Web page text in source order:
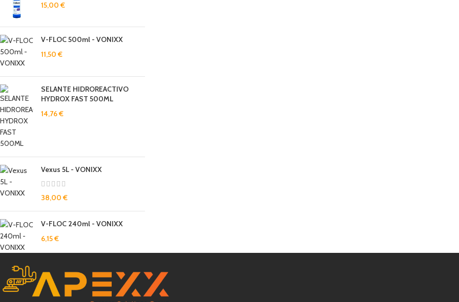
15,00€
V-FLOC 500ml - VONIXX
11,50€
SELANTE HIDROREACTIVO
HYDROX FAST 500ML
14,76€
Vexus 5L - VONIXX
38,00€
V-FLOC 240ml - VONIXX
6,15€